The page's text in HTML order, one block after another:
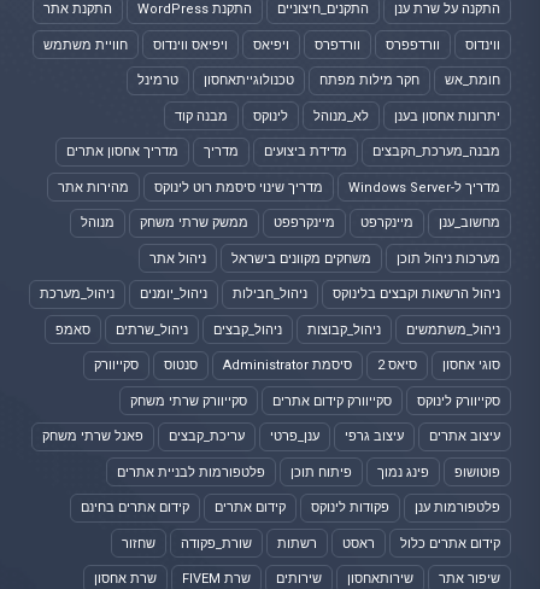
התקנה על שרת ענן התקנים_חיצוניים התקנת WordPress התקנת אתר
ווינדוס וורדפפרס וורדפרס ויפיאס ויפיאס ווינדוס חוויית משתמש
חומת_אש חקר מילות מפתח טכנולוגייתאחסון טרמינל
יתרונות אחסון בענן לא_מנוהל לינוקס מבנה קוד
מבנה_מערכת_הקבצים מדידת ביצועים מדריך מדריך אחסון אתרים
מדריך ל-Windows Server מדריך שינוי סיסמת רוט לינוקס מהירות אתר
מחשוב_ענן מיינקרפט מיינקרפפט ממשק שרתי משחק מנוהל
מערכות ניהול תוכן משחקים מקוונים בישראל ניהול אתר
ניהול הרשאות וקבצים בלינוקס ניהול_חבילות ניהול_יומנים ניהול_מערכת
ניהול_משתמשים ניהול_קבוצות ניהול_קבצים ניהול_שרתים סאמפ
סוגי אחסון סיאס 2 סיסמת Administrator סנטוס סקייוורק
סקייוורק לינוקס סקייוורק קידום אתרים סקייוורק שרתי משחק
עיצוב אתרים עיצוב גרפי ענן_פרטי עריכת_קבצים פאנל שרתי משחק
פוטושופ פינג נמוך פיתוח תוכן פלטפורמות לבניית אתרים
פלטפורמות ענן פקודות לינוקס קידום אתרים קידום אתרים בחינם
קידום אתרים כלול ראסט רשתות שורת_פקודה שחזור
שיפור אתר שירותאחסון שירותים שרת FIVEM שרת אחסון